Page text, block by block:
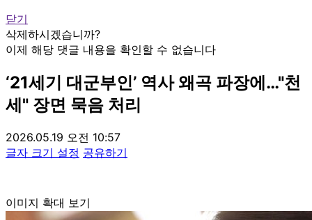
닫기
삭제하시겠습니까?
이제 해당 댓글 내용을 확인할 수 없습니다
‘21세기 대군부인’ 역사 왜곡 파장에…"천
세" 장면 묵음 처리
2026.05.19 오전 10:57
글자 크기 설정 공유하기
이미지 확대 보기